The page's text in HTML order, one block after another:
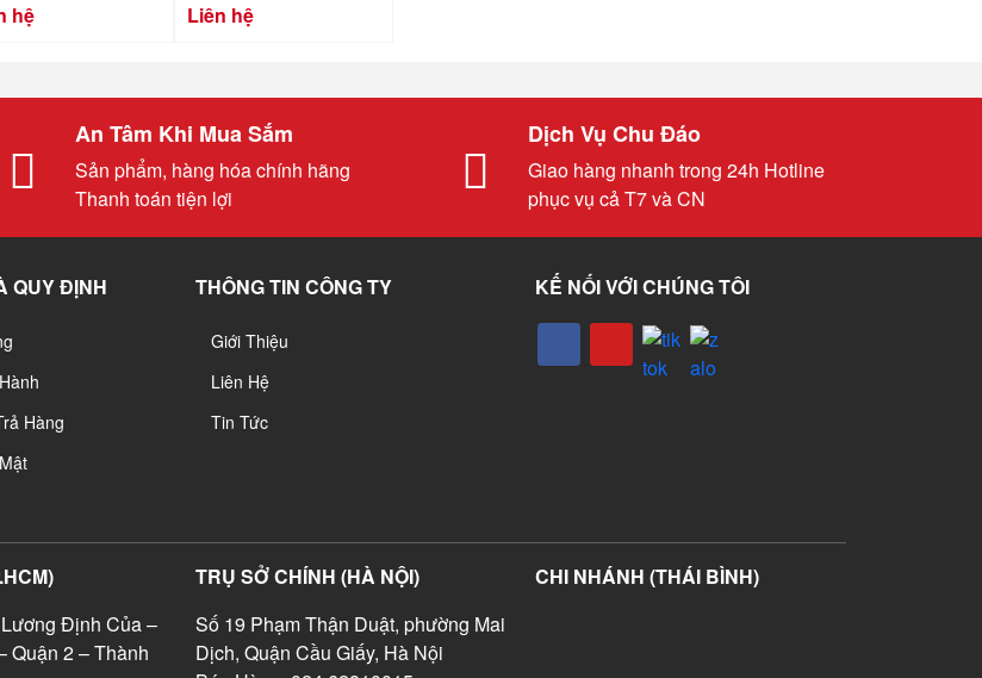
hệ
Liên hệ
An Tâm Khi Mua Sắm
Sản phẩm, hàng hóa chính hãng
Thanh toán tiện lợi
Dịch Vụ Chu Đáo
Giao hàng nhanh trong 24h Hotline
phục vụ cả T7 và CN
QUY ĐỊNH
Hàng
THÔNG TIN CÔNG TY
Giới Thiệu
Liên Hệ
Tin Tức
KẾ NỐI VỚI CHÚNG TÔI
Định Của –
Quận 2 – Thành
TRỤ SỞ CHÍNH (HÀ NỘI)
Số 19 Phạm Thận Duật, phường Mai
Dịch, Quận Cầu Giấy, Hà Nội
CHI NHÁNH (THÁI BÌNH)